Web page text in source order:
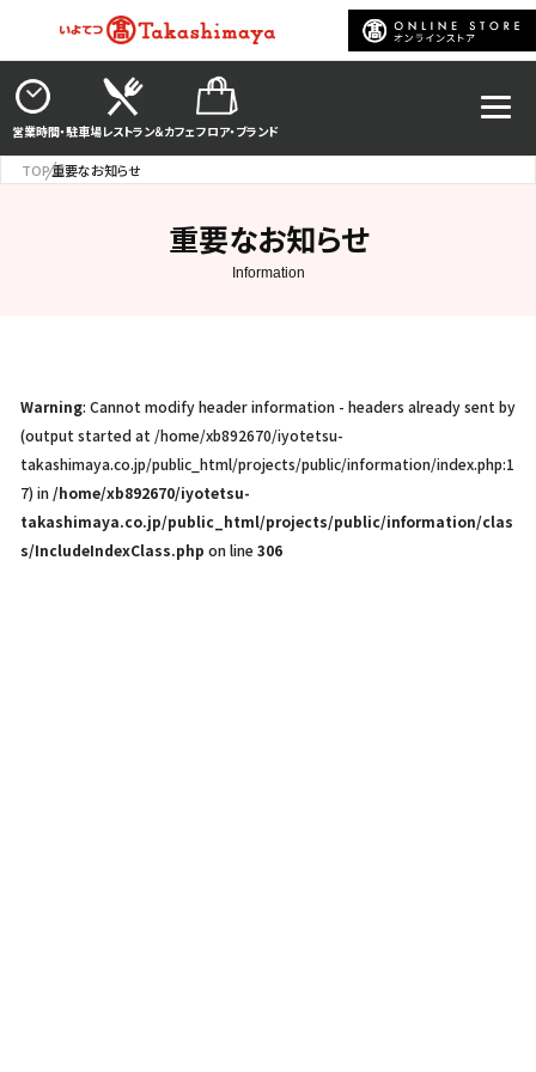
営業時間・駐車場レストラン＆カフェフロア・ブランド
TOP重要なお知らせ
重要なお知らせ
Warning: Cannot modify header information - headers already sent by
(output started at /home/xb892670/iyotetsu-
takashimaya.co.jp/public_html/projects/public/information/index.php:1
7) in /home/xb892670/iyotetsu-
takashimaya.co.jp/public_html/projects/public/information/clas
s/IncludeIndexClass.php on line306